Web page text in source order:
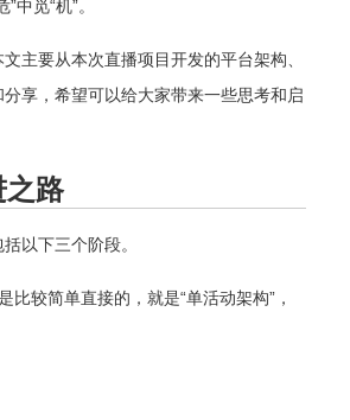
觅“机”。
主要从本次直播项目开发的平台架构、
享，希望可以给大家带来一些思考和启
之路
以下三个阶段。
较简单直接的，就是“单活动架构”，